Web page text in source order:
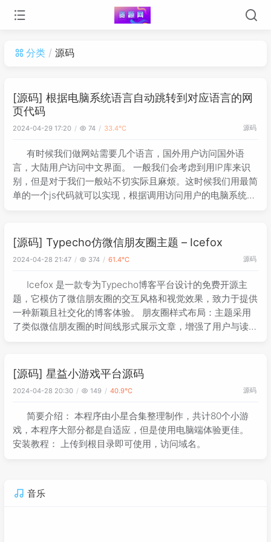
分类 源码
[源码] 根据电脑系统语言自动跳转到对应语言的网
页代码
2024-04-29 17:20 74 33.4℃ 源码
有时候我们做网站需要几个语言，国外用户访问国外语
言，大陆用户访问中文界面。 一般我们会考虑到用IP库来识
别，但是对于我们一般站不切实际且麻烦。这时候我们用最简
单的一个js代码就可以实现，根据调用访问用户的电脑系统来
[源码] Typecho仿微信朋友圈主题 – Icefox
2024-04-28 21:47 374 61.4℃ 源码
Icefox 是一款专为Typecho博客平台设计的免费开源主
题，它模仿了微信朋友圈的交互风格和视觉效果，致力于提供
一种新颖且社交化的博客体验。 朋友圈样式布局：主题采用
了类似微信朋友圈的时间线形式展示文章，增强了用户与读者
[源码] 星益小游戏平台源码
2024-04-28 20:30 149 40.9℃ 源码
简要介绍： 本程序由小星合集整理制作，共计80个小游
戏，本程序大部分都是自适应，但是使用电脑端体验更佳。
安装教程： 上传到根目录即可使用，访问域名。
音乐